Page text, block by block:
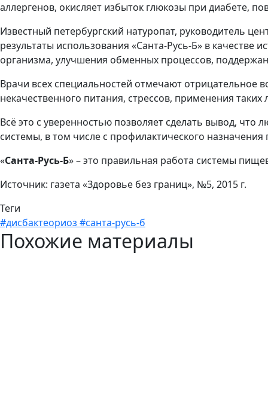
аллергенов, окисляет избыток глюкозы при диабете,
Известный петербургский натуропат, руководитель
результаты использования «Санта-Русь-Б» в
организма, улучшения обменных процессов,
Врачи всех специальностей отмечают отрицательное
некачественного питания, стрессов, применения
Всё это с уверенностью позволяет сделать вывод,
системы, в том числе с профилактического назначения
«Санта-Русь-Б» – это правильная работа системы
Источник: газета «Здоровье без границ», №5, 2015 г.
Теги
#дисбактеориоз #санта-русь-б
Похожие материалы